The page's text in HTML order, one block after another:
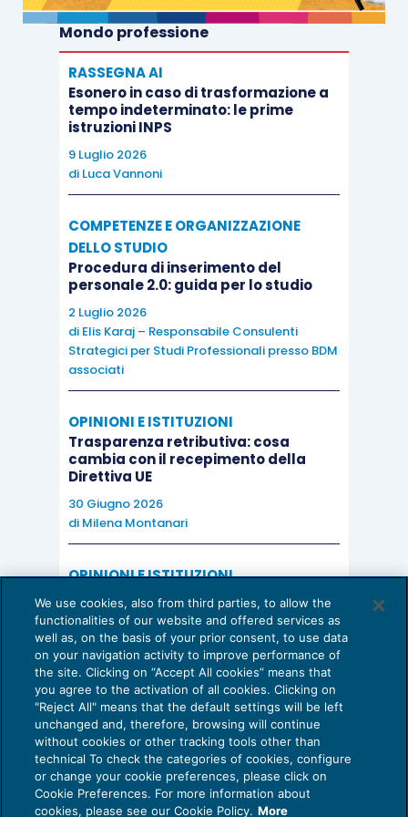
Mondo professione
RASSEGNA AI
Esonero in caso di trasformazione a
tempo indeterminato: le prime
istruzioni INPS
9 Luglio 2026
di Luca Vannoni
COMPETENZE E ORGANIZZAZIONE
DELLO STUDIO
Procedura di inserimento del
personale 2.0: guida per lo studio
2 Luglio 2026
di Elis Karaj – Responsabile Consulenti
Strategici per Studi Professionali presso BDM
associati
OPINIONI E ISTITUZIONI
Trasparenza retributiva: cosa
cambia con il recepimento della
Direttiva UE
30 Giugno 2026
di Milena Montanari
OPINIONI E ISTITUZIONI
Valorizzare il potenziale dello Studio:
una riflessione sul futuro della
consulenza del lavoro
15 Giugno 2026
di Milena Montanari
Privacy Policy
We use cookies, also from third parties, to allow the
functionalities of our website and offered services as
well as, on the basis of your prior consent, to use data
on your navigation activity to improve performance of
the site. Clicking on “Accept All cookies” means that
you agree to the activation of all cookies. Clicking on
"Reject All" means that the default settings will be left
unchanged and, therefore, browsing will continue
without cookies or other tracking tools other than
technical To check the categories of cookies, configure
or change your cookie preferences, please click on
Cookie Preferences. For more information about
cookies, please see our Cookie Policy. More